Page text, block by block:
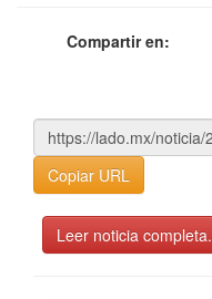
Compartir en:
Copiar URL
Leer noticia completa.